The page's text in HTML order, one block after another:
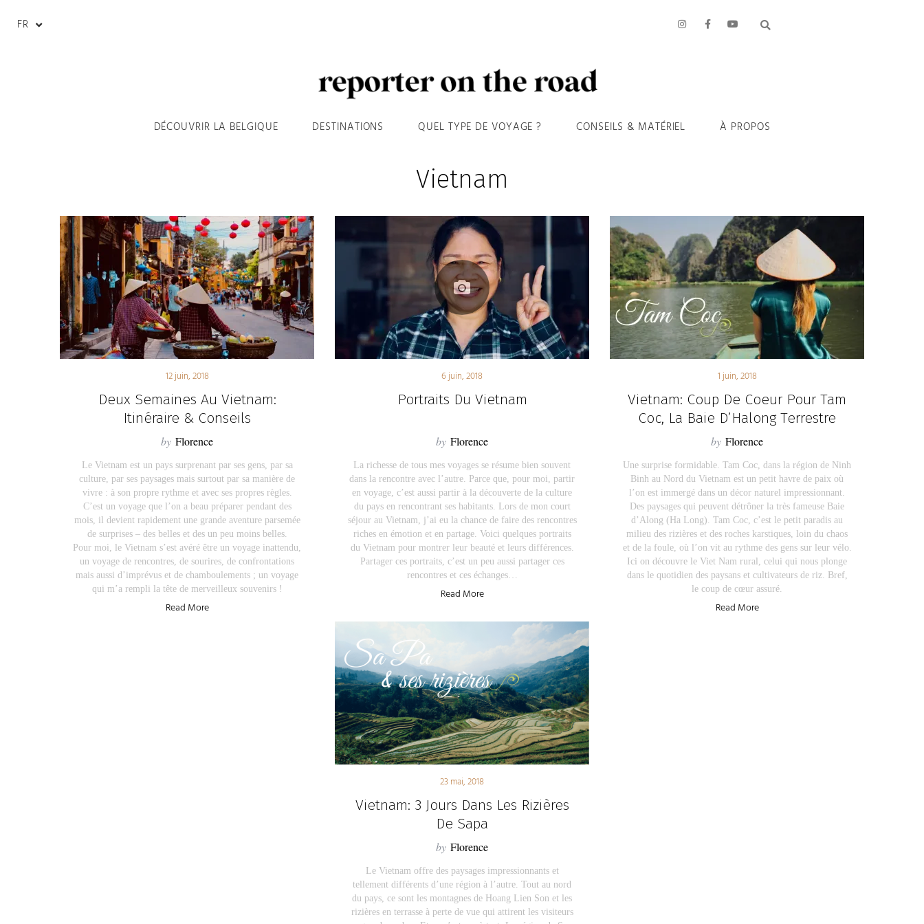
FR
DÉCOUVRIR LA BELGIQUE DESTINATIONS QUEL TYPE DE VOYAGE ? CONSEILS & MATÉRIEL À PROPOS
Vietnam
12 juin, 2018
Deux Semaines Au Vietnam:
Itinéraire & Conseils
by Florence
Le Vietnam est un pays surprenant par ses gens, par sa
culture, par ses paysages mais surtout par sa manière de
vivre : à son propre rythme et avec ses propres règles.
C’est un voyage que l’on a beau préparer pendant des
mois, il devient rapidement une grande aventure parsemée
de surprises – des belles et des un peu moins belles.
Pour moi, le Vietnam s’est avéré être un voyage inattendu,
un voyage de rencontres, de sourires, de confrontations
mais aussi d’imprévus et de chamboulements ; un voyage
qui m’a rempli la tête de merveilleux souvenirs !
Read More
6 juin, 2018
Portraits Du Vietnam
by Florence
La richesse de tous mes voyages se résume bien souvent
dans la rencontre avec l’autre. Parce que, pour moi, partir
en voyage, c’est aussi partir à la découverte de la culture
du pays en rencontrant ses habitants. Lors de mon court
séjour au Vietnam, j’ai eu la chance de faire des rencontres
riches en émotion et en partage. Voici quelques portraits
du Vietnam pour montrer leur beauté et leurs différences.
Partager ces portraits, c’est un peu aussi partager ces
rencontres et ces échanges…
Read More
1 juin, 2018
Vietnam: Coup De Coeur Pour Tam
Coc, La Baie D’Halong Terrestre
by Florence
Une surprise formidable. Tam Coc, dans la région de Ninh
Binh au Nord du Vietnam est un petit havre de paix où
l’on est immergé dans un décor naturel impressionnant.
Des paysages qui peuvent détrôner la très fameuse Baie
d’Along (Ha Long). Tam Coc, c’est le petit paradis au
milieu des rizières et des roches karstiques, loin du chaos
et de la foule, où l’on vit au rythme des gens sur leur vélo.
Ici on découvre le Viet Nam rural, celui qui nous plonge
dans le quotidien des paysans et cultivateurs de riz. Bref,
le coup de cœur assuré.
Read More
23 mai, 2018
Vietnam: 3 Jours Dans Les Rizières
De Sapa
by Florence
Le Vietnam offre des paysages impressionnants et
tellement différents d’une région à l’autre. Tout au nord
du pays, ce sont les montagnes de Hoang Lien Son et les
rizières en terrasse à perte de vue qui attirent les visiteurs